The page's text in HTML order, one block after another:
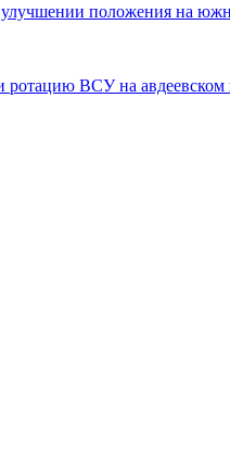
положения на
ротацию ВСУ на авдеевском